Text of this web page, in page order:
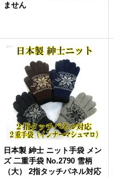
ません
日本製 紳士 ニット手袋 メン
ズ 二重手袋 No.2790 雪柄
（大） 2指タッチパネル対応